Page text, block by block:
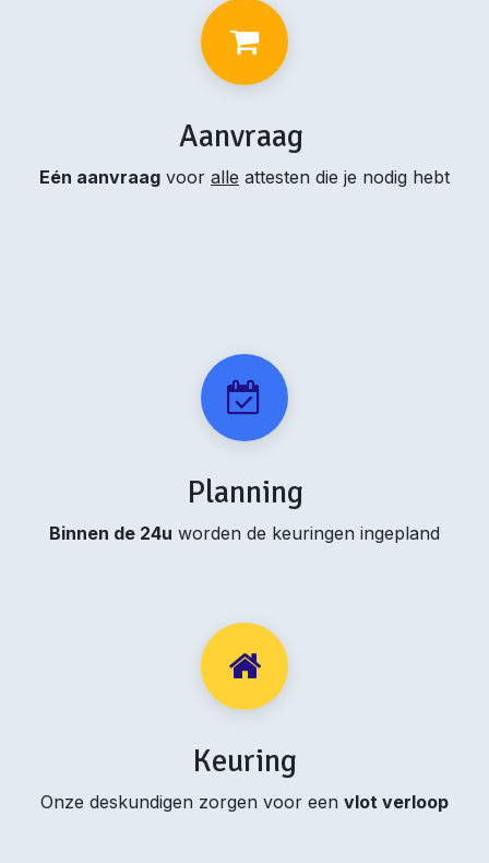
Aanvraag
Eén aanvraag voor alle attesten die je nodig hebt
Planning
Binnen de 24u worden de keuringen ingepland
Keuring
Onze deskundigen zorgen voor een vlot verloop